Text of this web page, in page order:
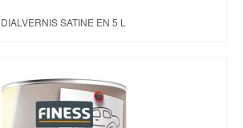
DIALVERNIS SATINE EN 5 L